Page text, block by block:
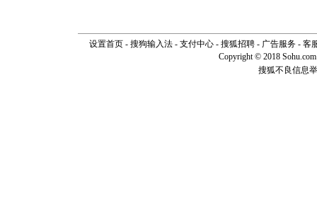
设置首页- 搜狗输入法- 支付中心- 搜狐招聘- 广告服务- 客
Copyright © 2018
搜狐不良信息